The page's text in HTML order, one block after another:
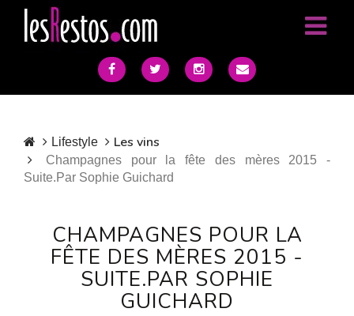
Lifestyle Les vins
Champagnes pour la fête des mères 2015 -
Suite.Par Sophie Guichard
CHAMPAGNES POUR LA
FÊTE DES MÈRES 2015 -
SUITE.PAR SOPHIE
GUICHARD